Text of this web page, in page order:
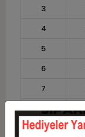
3
4
5
6
7
8
9